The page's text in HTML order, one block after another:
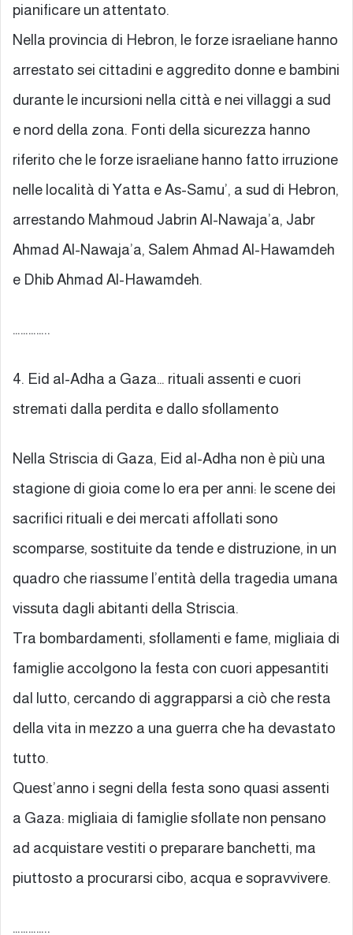
pianificare un attentato.
Nella provincia di Hebron, le forze israeliane hanno
arrestato sei cittadini e aggredito donne e bambini
durante le incursioni nella città e nei villaggi a sud
e nord della zona. Fonti della sicurezza hanno
riferito che le forze israeliane hanno fatto irruzione
nelle località di Yatta e As-Samu’, a sud di Hebron,
arrestando Mahmoud Jabrin Al-Nawaja’a, Jabr
Ahmad Al-Nawaja’a, Salem Ahmad Al-Hawamdeh
e Dhib Ahmad Al-Hawamdeh.
…………..
4. Eid al-Adha a Gaza… rituali assenti e cuori
stremati dalla perdita e dallo sfollamento
Nella Striscia di Gaza, Eid al-Adha non è più una
stagione di gioia come lo era per anni: le scene dei
sacrifici rituali e dei mercati affollati sono
scomparse, sostituite da tende e distruzione, in un
quadro che riassume l’entità della tragedia umana
vissuta dagli abitanti della Striscia.
Tra bombardamenti, sfollamenti e fame, migliaia di
famiglie accolgono la festa con cuori appesantiti
dal lutto, cercando di aggrapparsi a ciò che resta
della vita in mezzo a una guerra che ha devastato
tutto.
Quest’anno i segni della festa sono quasi assenti
a Gaza: migliaia di famiglie sfollate non pensano
ad acquistare vestiti o preparare banchetti, ma
piuttosto a procurarsi cibo, acqua e sopravvivere.
…………..